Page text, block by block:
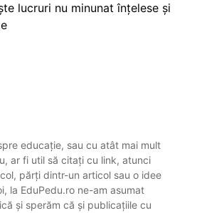
lucruri nu minunat înțelese și
educație, sau cu atât mai mult
ar fi util să citați cu link, atunci
părți dintr-un articol sau o idee
la EduPedu.ro ne-am asumat
și sperăm că și publicațiile cu